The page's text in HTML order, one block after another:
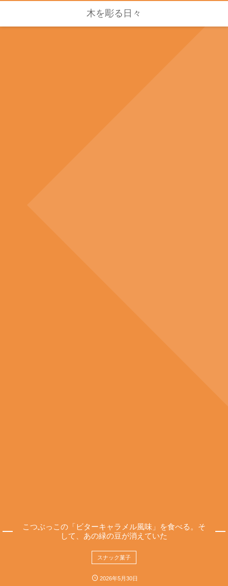
木を彫る日々
こつぶっこの「ビターキャラメル風味」を食べる。そ
して、あの緑の豆が消えていた
スナック菓子
2026年5月30日